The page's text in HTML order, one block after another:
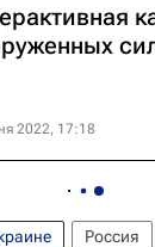
2022, 17:18
Россия